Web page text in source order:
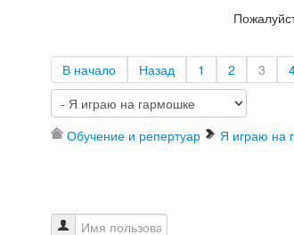
В начало Назад 1 2 3
Обучение и репертуар Я играю на